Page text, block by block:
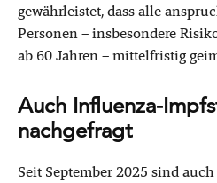
gewährleistet, dass alle
Personen – insbesondere
ab 60 Jahren – mittelfristig
Auch Influenza-
nachgefragt
Seit September 2025 sind